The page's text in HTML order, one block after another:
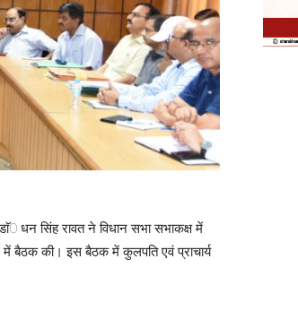
धन सिंह रावत ने विधान सभा सभाकक्ष में
बैठक की। इस बैठक में कुलपति एवं प्राचार्य